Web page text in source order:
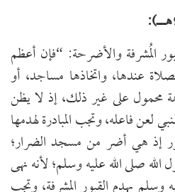
المُشرفة والأضرحة: “فإن أعظم
عندها، واتخاذها مساجد، أو
محمول على غير ذلك، إذ لا يظن
لعن فاعله، وتجب المبادرة لهدمها
إذ هي أضر من مسجد الضرار؛
صلى الله عليه وسلم؛ لأنه نهى